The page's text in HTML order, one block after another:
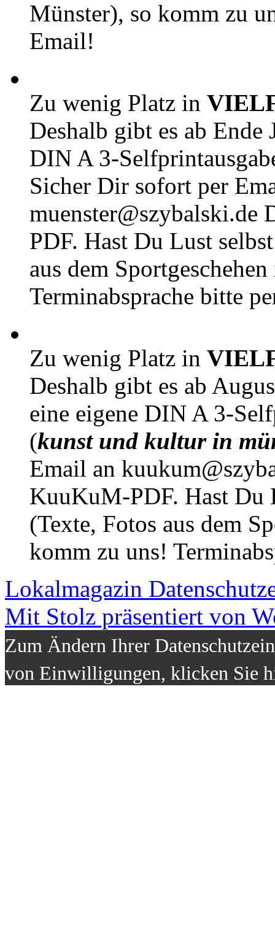
Münster), so komm zu
Email!
Zu wenig Platz in
Deshalb gibt es ab Ende
DIN A 3-
Sicher Dir sofort per
muenster@szybalski.de
PDF. Hast Du Lust
aus dem
Terminabsprache bitte
Zu wenig Platz in
Deshalb gibt es ab
eine eigene DIN A 3-
(kunst und kultur in
Email an
KuuKuM-PDF. Hast Du
(Texte, Fotos aus dem
komm zu uns!
Lokalmagazin
Mit Stolz präsentiert von
Zum Ändern Ihrer
von Einwilligungen, klicken Sie